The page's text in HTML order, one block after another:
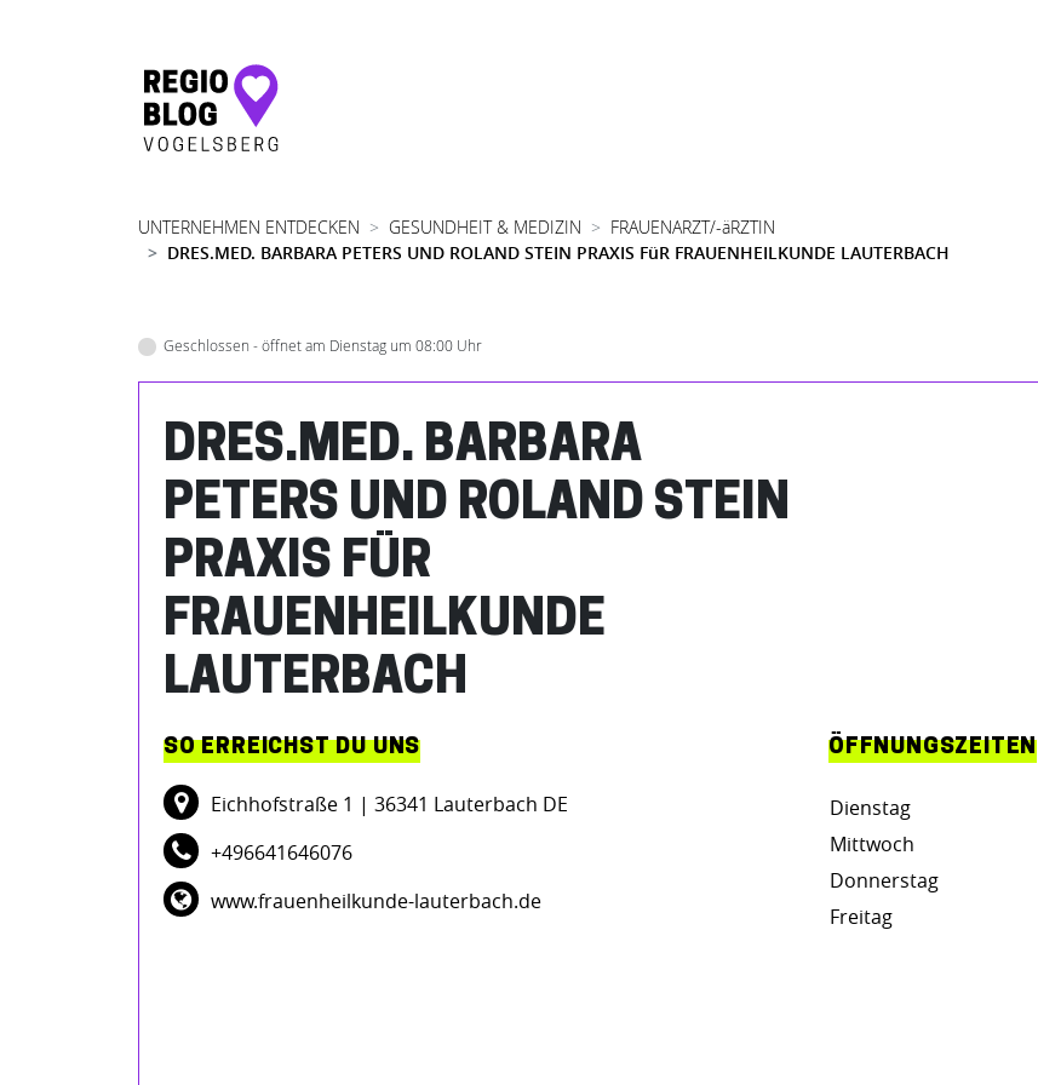
Hauptnavigation
UNTERNEHMEN ENTDECKEN GESUNDHEIT & MEDIZIN
FRAUENARZT/-äRZTIN
DRES.MED. BARBARA PETERS UND ROLAND STEIN PRAXIS FüR FRAUENHEILKUNDE LAUTERBACH
Geschlossen - öffnet am Dienstag um 08:00 Uhr
DRES.MED. BARBARA
PETERS UND ROLAND STEIN
PRAXIS FÜR
FRAUENHEILKUNDE
LAUTERBACH
SO ERREICHST DU UNS
Eichhofstraße 1 | 36341 Lauterbach DE
+496641646076
www.frauenheilkunde-lauterbach.de
ÖFFNUNGSZEITEN
Dienstag
Mittwoch
Donnerstag
Freitag